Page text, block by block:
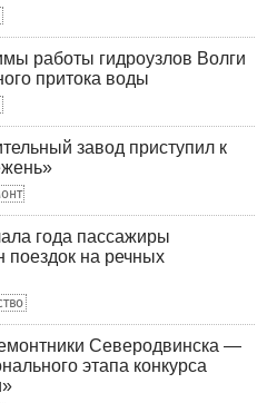
работы гидроузлов Волги
притока воды
завод приступил к
года пассажиры
на речных
Северодвинска —
этапа конкурса